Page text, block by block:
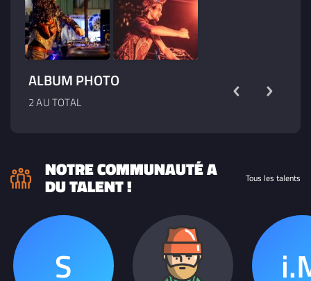
ALBUM PHOTO
2 AU TOTAL
NOTRE COMMUNAUTÉ A
DU TALENT ! Tous les talents